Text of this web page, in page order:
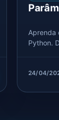
Aprenda
Python.
24/04/